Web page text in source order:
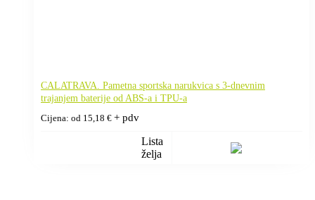
CALATRAVA. Pametna sportska narukvica s 3-dnevnim
trajanjem baterije od ABS-a i TPU-a
Cijena: od 15,18 € + pdv
Lista
želja